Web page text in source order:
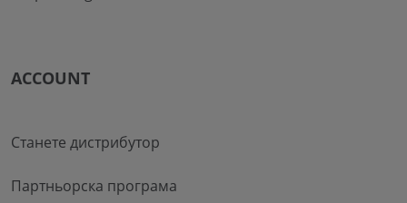
ACCOUNT
Станете дистрибутор
Партньорска програма